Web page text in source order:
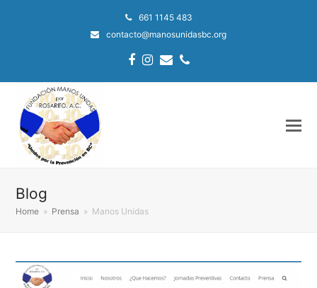
661 1145 483
contacto@manosunidasbc.org
Facebook
Instagram
EmailPhone
Blog
Home » Prensa » Manos Unidas